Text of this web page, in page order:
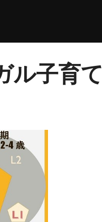
ル子育て